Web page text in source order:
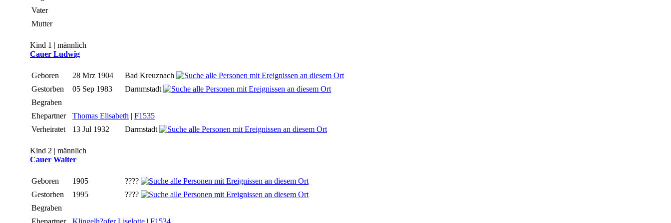
Vater
Mutter
Kind 1 | männlich
Cauer Ludwig
Geboren 28 Mrz 1904
Bad Kreuznach
Gestorben
05 Sep 1983
Darnmstadt
Begraben
Ehepartner
Thomas Elisabeth | F1535
Verheiratet
13 Jul 1932 Darmstadt
Kind 2 | männlich
Cauer Walter
Geboren 1905
????
Gestorben
1995
????
Begraben